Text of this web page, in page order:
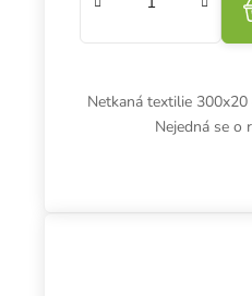
Netkaná textilie
Nejedná se o